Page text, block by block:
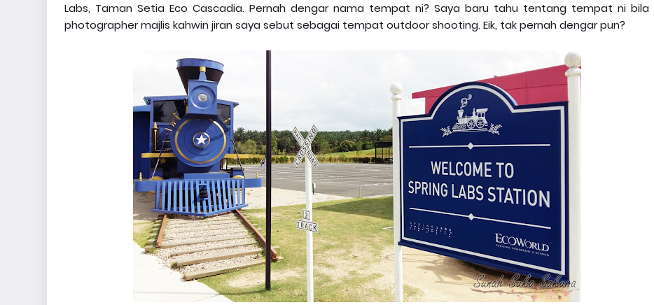
Labs, Taman Setia Eco Cascadia. Pernah dengar nama tempat ni? Saya baru tahu tentang tempat ni bila
photographer majlis kahwin jiran saya sebut sebagai tempat outdoor shooting. Eik, tak pernah dengar pun?